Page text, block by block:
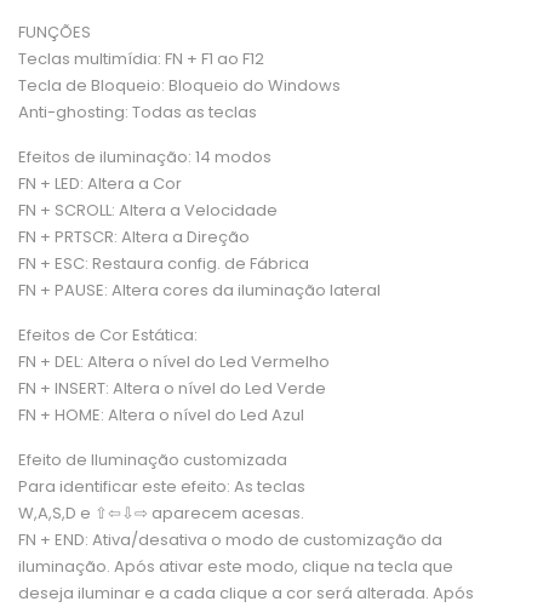
FUNÇÕES
Teclas multimídia: FN + F1 ao F12
Tecla de Bloqueio: Bloqueio do Windows
Anti-ghosting: Todas as teclas
Efeitos de iluminação: 14 modos
FN + LED: Altera a Cor
FN + SCROLL: Altera a Velocidade
FN + PRTSCR: Altera a Direção
FN + ESC: Restaura config. de Fábrica
FN + PAUSE: Altera cores da iluminação lateral
Efeitos de Cor Estática:
FN + DEL: Altera o nível do Led Vermelho
FN + INSERT: Altera o nível do Led Verde
FN + HOME: Altera o nível do Led Azul
Efeito de Iluminação customizada
Para identificar este efeito: As teclas
W,A,S,D e ⇧⇦⇩⇨ aparecem acesas.
FN + END: Ativa/desativa o modo de customização da
iluminação. Após ativar este modo, clique na tecla que
deseja iluminar e a cada clique a cor será alterada. Após